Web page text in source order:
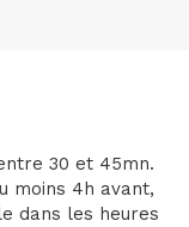
30 et 45mn.
moins 4h avant,
dans les heures